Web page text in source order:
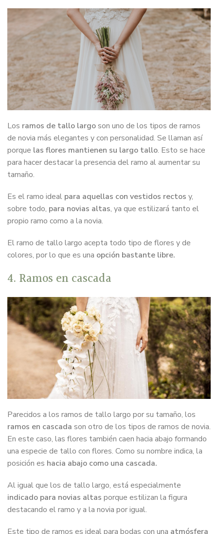
Los ramos de tallo largoson uno de los tipos de ramos
de novia más elegantes y con personalidad. Se llaman así
porque las flores mantienen su largo tallo. Esto se hace
para hacer destacar la presencia del ramo al aumentar su
tamaño.
Es el ramo ideal para aquellas con vestidos rectos y,
sobre todo, para novias altas, ya que estilizará tanto el
propio ramo como a la novia.
El ramo de tallo largo acepta todo tipo de flores y de
colores, por lo que es una opción bastante libre.
4. Ramos en cascada
Parecidos a los ramos de tallo largo por su tamaño, los
ramos en cascada son otro de los tipos de ramos de novia.
En este caso, las flores también caen hacia abajo formando
una especie de tallo con flores. Como su nombre indica, la
posición es hacia abajo como una cascada.
Al igual que los de tallo largo, está especialmente
indicado para novias altas porque estilizan la figura
destacando el ramo y a la novia por igual.
Este tipo de ramos es ideal para bodas con una atmósfera